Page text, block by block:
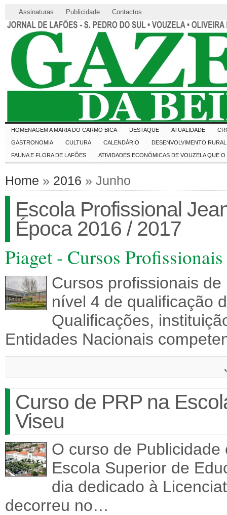
Assinaturas Publicidade Contactos
HOMENAGEM A MARIA DO CARMO BICA DESTAQUE ATUALIDADE
GASTRONOMIA CULTURA CALENDÁRIO DESENVOLVIMENTO RURAL
FAUNA E FLORA DE LAFÕES ATIVIDADES ECONÓMICAS DE VOUZELA QUE
Home » 2016 » Junho
Escola Profissional
Época 2016 / 2017
Piaget - Cursos
Cursos profissionais
nível 4 de qualificação
Qualificações,
Entidades Nacionais
Curso de PRP na
Viseu
O curso de
Escola Superior de
dia dedicado à
decorreu no…